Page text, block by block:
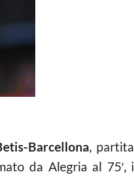
Barcellona, partita
da Alegria al 75′, i